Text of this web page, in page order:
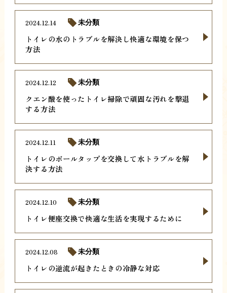
トイレの水のトラブルを解決し快適な環境を保つ
方法
2024.12.14 未分類
クエン酸を使ったトイレ掃除で頑固な汚れを撃退
する方法
2024.12.12 未分類
トイレのボールタップを交換して水トラブルを解
決する方法
2024.12.11 未分類
トイレ便座交換で快適な生活を実現するために
2024.12.10 未分類
トイレの逆流が起きたときの冷静な対応
2024.12.08 未分類